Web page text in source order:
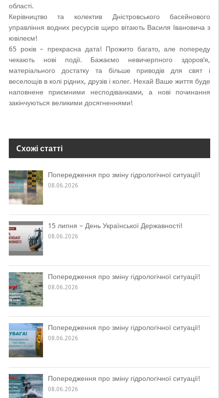
області.
Керівництво та колектив Дністровського басейнового
управління водних ресурсів щиро вітають Василя Івановича з
ювілеєм!
65 років – прекрасна дата! Прожито багато, але попереду
чекають нові події. Бажаємо невичерпного здоров’я,
матеріального достатку та більше приводів для свят і
веселощів в колі рідних, друзів і колег. Нехай Ваше життя буде
наповнене приємними несподіванками, а нові починання
закінчуються великими досягненнями!
Cхожі статті
Попередження про зміну гідрологічної ситуації!
08.06.2026
15 липня – День Української Державності!
08.06.2026
Попередження про зміну гідрологічної ситуації!
08.06.2026
Попередження про зміну гідрологічної ситуації!
08.06.2026
Попередження про зміну гідрологічної ситуації!
08.06.2026